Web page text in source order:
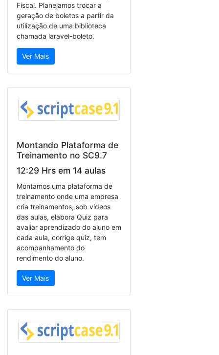
Fiscal. Planejamos trocar a
geração de boletos a partir da
utilização de uma biblioteca
chamada laravel-boleto.
Ver Mais
Montando Plataforma de
Treinamento no SC9.7
12:29 Hrs em 14 aulas
Montamos uma plataforma de
treinamento onde uma empresa
cria treinamentos, sob videos
das aulas, elabora Quiz para
avaliar aprendizado do aluno em
cada aula, corrige quiz, tem
acompanhamento do
rendimento do aluno.
Ver Mais